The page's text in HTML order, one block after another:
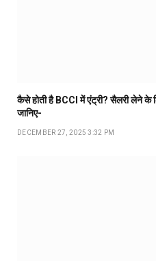
कैसे होती है BCCI में एंट्री? सैलरी लेने के
जानिए-
DECEMBER 27, 2025 3:32 PM